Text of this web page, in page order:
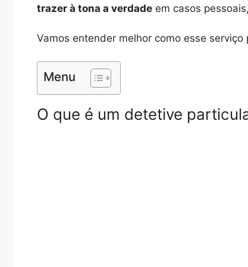
trazer à tona a verdade em casos
Vamos entender melhor como esse
Menu
O que é um detetive